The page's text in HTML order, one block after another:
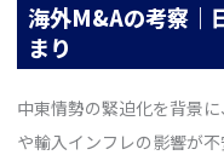
海外M&Aの考察｜
まり
中東情勢の緊迫化を背景
や輸入インフレの影響が不